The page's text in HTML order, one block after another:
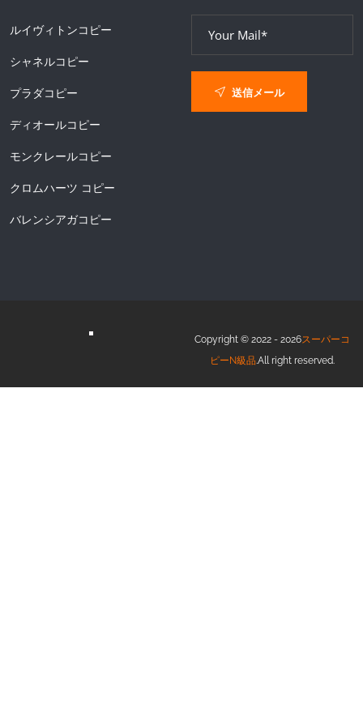
ルイヴィトンコピー
シャネルコピー
プラダコピー
ディオールコピー
モンクレールコピー
クロムハーツ コピー
バレンシアガコピー
送信メール
Copyright © 2022 - 2026スーパーコ
ピーN級品.All right reserved.